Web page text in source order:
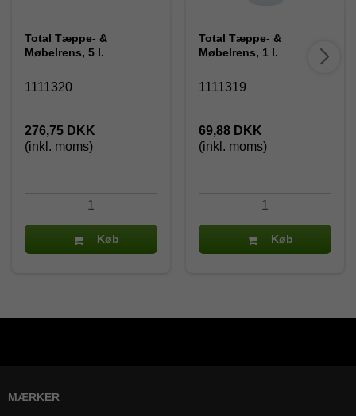
Total Tæppe- &
Møbelrens, 5 l.
1111320
276,75 DKK
(inkl. moms)
Køb
Total Tæppe- &
Møbelrens, 1 l.
1111319
69,88 DKK
(inkl. moms)
Køb
MÆRKER